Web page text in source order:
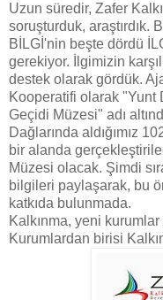
Uzun süredir, Zafer
soruşturduk, araştırdık.
BİLGİ'nin beşte dördü
gerekiyor. İlgimizin
destek olarak gördük.
Kooperatifi olarak "Yunt
Geçidi Müzesi" adı
Dağlarında aldığımız
bir alanda
Müzesi olacak. Şimdi
bilgileri paylaşarak, bu
katkıda bulunmada.
Kalkınma, yeni
Kurumlardan birisi